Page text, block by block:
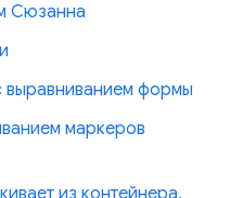
Сюзанна
формы
маркеров
из контейнера,